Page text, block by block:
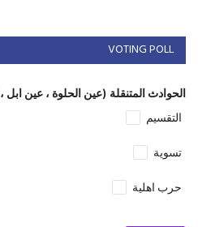
VOTING POLL
الحوادث المتنقلة (عين الحلوة ، عين ابل
التقسيم
تسوية
حرب اهلية